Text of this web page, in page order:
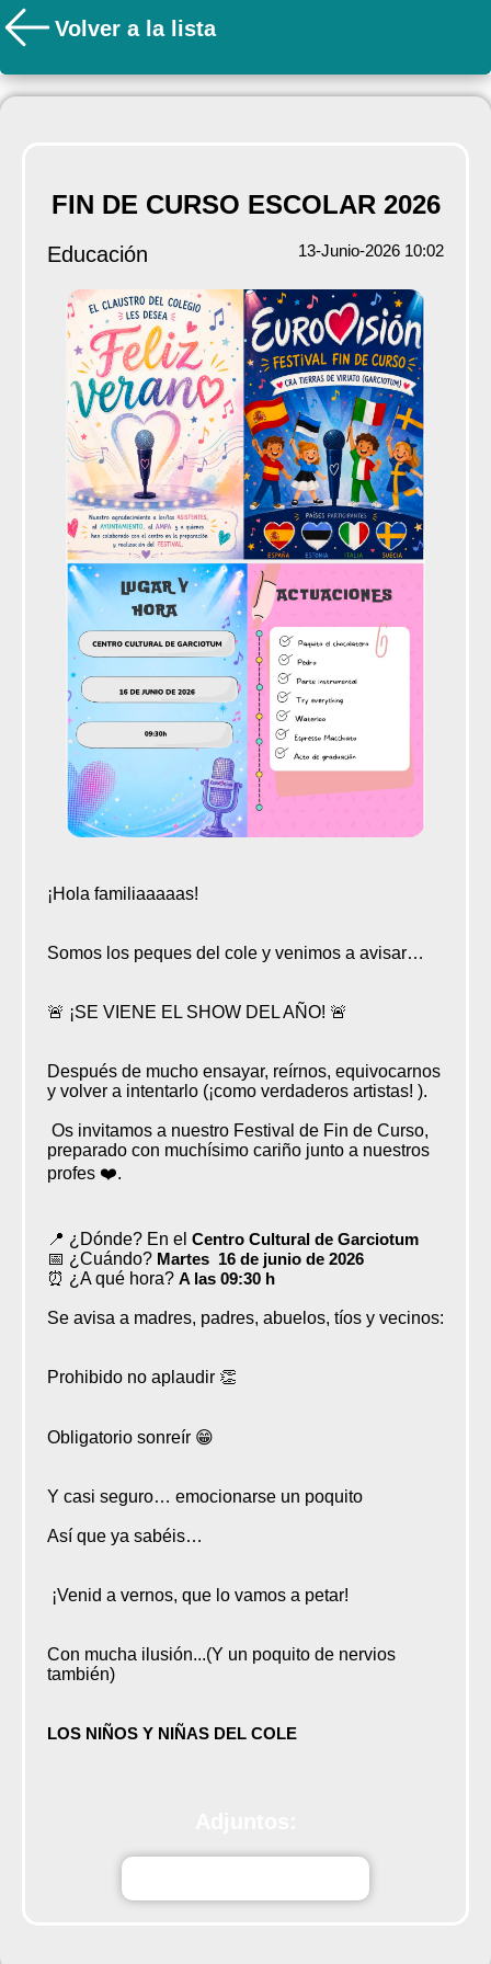
Volver a la lista
FIN DE CURSO ESCOLAR 2026
Educación 13-Junio-2026 10:02
¡Hola familiaaaaas!
Somos los peques del cole y venimos a avisar…
🚨 ¡SE VIENE EL SHOW DEL AÑO! 🚨
Después de mucho ensayar, reírnos, equivocarnos
y volver a intentarlo (¡como verdaderos artistas! ).
Os invitamos a nuestro Festival de Fin de Curso,
preparado con muchísimo cariño junto a nuestros
profes ❤️.
📍 ¿Dónde? En el Centro Cultural de Garciotum
📅 ¿Cuándo? Martes 16 de junio de 2026
⏰ ¿A qué hora? A las 09:30 h
Se avisa a madres, padres, abuelos, tíos y vecinos:
Prohibido no aplaudir 👏
Obligatorio sonreír 😁
Y casi seguro… emocionarse un poquito
Así que ya sabéis…
¡Venid a vernos, que lo vamos a petar!
Con mucha ilusión...(Y un poquito de nervios
también)
LOS NIÑOS Y NIÑAS DEL COLE